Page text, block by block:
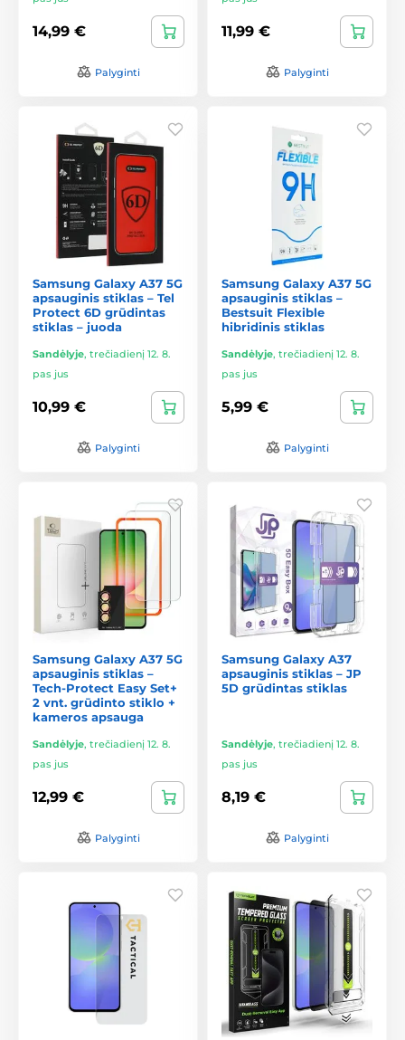
14,99 €
Palyginti
11,99 €
Palyginti
Samsung Galaxy A37 5G
apsauginis stiklas – Tel
Protect 6D grūdintas
stiklas – juoda
Sandėlyje, trečiadienį 12. 8.
pas jus
10,99 €
Palyginti
Samsung Galaxy A37 5G
apsauginis stiklas –
Bestsuit Flexible
hibridinis stiklas
Sandėlyje, trečiadienį 12. 8.
pas jus
5,99 €
Palyginti
Samsung Galaxy A37 5G
apsauginis stiklas –
Tech-Protect Easy Set+
2 vnt. grūdinto stiklo +
kameros apsauga
Sandėlyje, trečiadienį 12. 8.
pas jus
12,99 €
Palyginti
Samsung Galaxy A37
apsauginis stiklas – JP
5D grūdintas stiklas
Sandėlyje, trečiadienį 12. 8.
pas jus
8,19 €
Palyginti